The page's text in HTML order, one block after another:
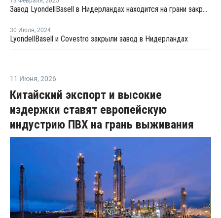
Завод LyondellBasell в Нидерландах находится на грани закрытия
30 Июля, 2024
LyondellBasell и Covestro закрыли завод в Нидерландах
11 Июня, 2026
Китайский экспорт и высокие
издержки ставят европейскую
индустрию ПВХ на грань выживания